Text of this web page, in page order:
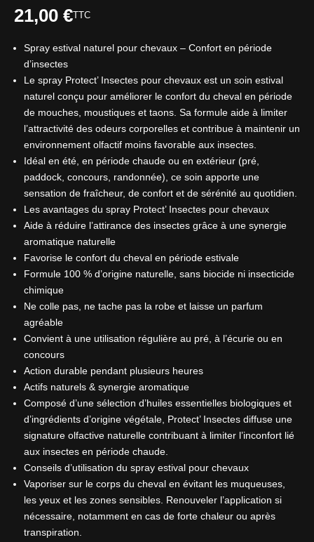
21,00 € TTC
Spray estival naturel pour chevaux – Confort en période
d’insectes
Le spray Protect’ Insectes pour chevaux est un soin estival
naturel conçu pour améliorer le confort du cheval en période
de mouches, moustiques et taons. Sa formule aide à limiter
l’attractivité des odeurs corporelles et contribue à maintenir un
environnement olfactif moins favorable aux insectes.
Idéal en été, en période chaude ou en extérieur (pré,
paddock, concours, randonnée), ce soin apporte une
sensation de fraîcheur, de confort et de sérénité au quotidien.
Les avantages du spray Protect’ Insectes pour chevaux
Aide à réduire l’attirance des insectes grâce à une synergie
aromatique naturelle
Favorise le confort du cheval en période estivale
Formule 100 % d’origine naturelle, sans biocide ni insecticide
chimique
Ne colle pas, ne tache pas la robe et laisse un parfum
agréable
Convient à une utilisation régulière au pré, à l’écurie ou en
concours
Action durable pendant plusieurs heures
Actifs naturels & synergie aromatique
Composé d’une sélection d’huiles essentielles biologiques et
d’ingrédients d’origine végétale, Protect’ Insectes diffuse une
signature olfactive naturelle contribuant à limiter l’inconfort lié
aux insectes en période chaude.
Conseils d’utilisation du spray estival pour chevaux
Vaporiser sur le corps du cheval en évitant les muqueuses,
les yeux et les zones sensibles. Renouveler l’application si
nécessaire, notamment en cas de forte chaleur ou après
transpiration.